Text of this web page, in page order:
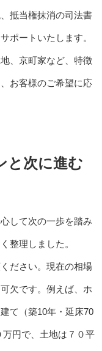
抵当権抹消の司法書
ポートいたします。
、京町家など、特徴
お客様のご希望に応
と次に進む
して次の一歩を踏み
整理しました。
ださい。現在の相場
欠です。例えば、ホ
て（築10年・延床70
円で、土地は７０平